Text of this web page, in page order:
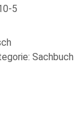
5
Sachbuch